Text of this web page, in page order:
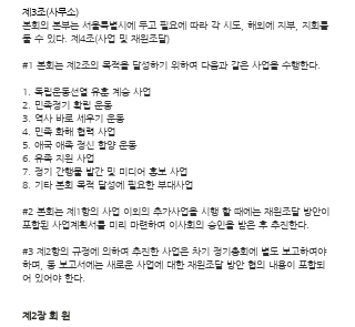
제3조(사무소)
본회의 본부는 서울특별시에 두고 필요에 따라 각 시도, 해외에 지부, 지회를
둘 수 있다. 제4조(사업 및 재원조달)
#1 본회는 제2조의 목적을 달성하기 위하여 다음과 같은 사업을 수행한다.
1. 독립운동선열 유훈 계승 사업
2. 민족정기 확립 운동
3. 역사 바로 세우기 운동
4. 민족 화해 협력 사업
5. 애국 애족 정신 함양 운동
6. 유족 지원 사업
7. 정기 간행물 발간 및 미디어 홍보 사업
8. 기타 본회 목적 달성에 필요한 부대사업
#2 본회는 제1항의 사업 이외의 추가사업을 시행 할 때에는 재원조달 방안이
포함된 사업계획서를 미리 마련하여 이사회의 승인을 받은 후 추진한다.
#3 제2항의 규정에 의하여 추진한 사업은 차기 정기총회에 별도 보고하여야
하며, 동 보고서에는 새로운 사업에 대한 재원조달 방안 협의 내용이 포함되
어 있어야 한다.
제2장 회 원